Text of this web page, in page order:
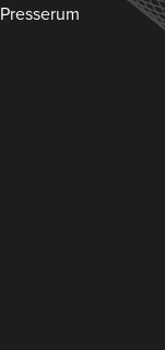
Presserum